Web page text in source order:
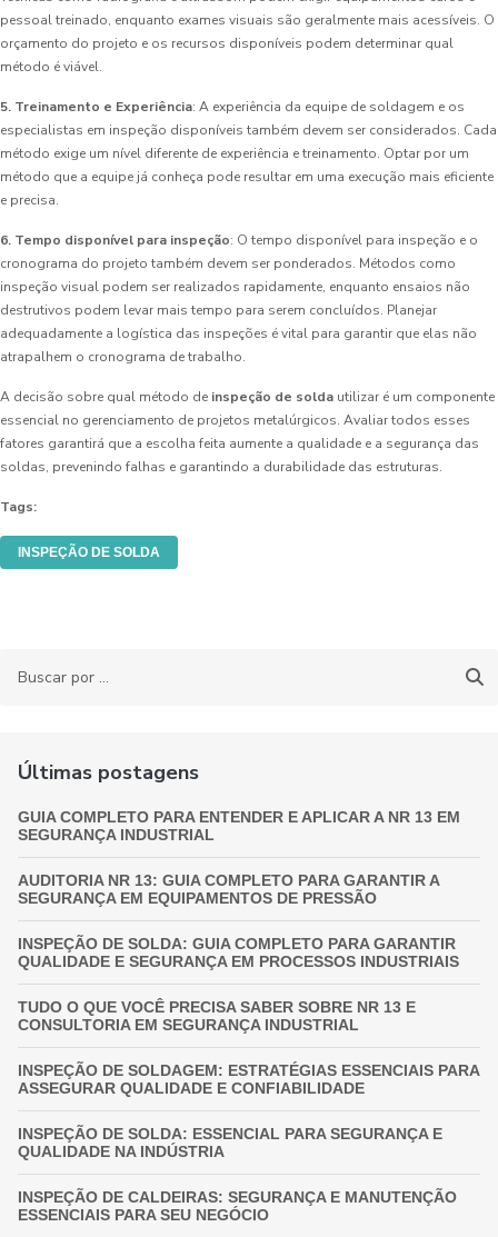
pessoal treinado, enquanto exames visuais são geralmente mais acessíveis. O
orçamento do projeto e os recursos disponíveis podem determinar qual
método é viável.
5. Treinamento e Experiência: A experiência da equipe de soldagem e os
especialistas em inspeção disponíveis também devem ser considerados. Cada
método exige um nível diferente de experiência e treinamento. Optar por um
método que a equipe já conheça pode resultar em uma execução mais eficiente
e precisa.
6. Tempo disponível para inspeção: O tempo disponível para inspeção e o
cronograma do projeto também devem ser ponderados. Métodos como
inspeção visual podem ser realizados rapidamente, enquanto ensaios não
destrutivos podem levar mais tempo para serem concluídos. Planejar
adequadamente a logística das inspeções é vital para garantir que elas não
atrapalhem o cronograma de trabalho.
A decisão sobre qual método de inspeção de solda utilizar é um componente
essencial no gerenciamento de projetos metalúrgicos. Avaliar todos esses
fatores garantirá que a escolha feita aumente a qualidade e a segurança das
soldas, prevenindo falhas e garantindo a durabilidade das estruturas.
Tags:
INSPEÇÃO DE SOLDA
Últimas postagens
GUIA COMPLETO PARA ENTENDER E APLICAR A NR 13 EM
SEGURANÇA INDUSTRIAL
AUDITORIA NR 13: GUIA COMPLETO PARA GARANTIR A
SEGURANÇA EM EQUIPAMENTOS DE PRESSÃO
INSPEÇÃO DE SOLDA: GUIA COMPLETO PARA GARANTIR
QUALIDADE E SEGURANÇA EM PROCESSOS INDUSTRIAIS
TUDO O QUE VOCÊ PRECISA SABER SOBRE NR 13 E
CONSULTORIA EM SEGURANÇA INDUSTRIAL
INSPEÇÃO DE SOLDAGEM: ESTRATÉGIAS ESSENCIAIS PARA
ASSEGURAR QUALIDADE E CONFIABILIDADE
INSPEÇÃO DE SOLDA: ESSENCIAL PARA SEGURANÇA E
QUALIDADE NA INDÚSTRIA
INSPEÇÃO DE CALDEIRAS: SEGURANÇA E MANUTENÇÃO
ESSENCIAIS PARA SEU NEGÓCIO